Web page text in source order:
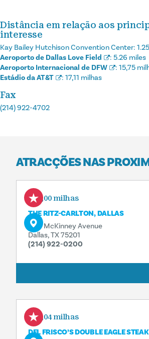
Distância em relação aos
interesse
Kay Bailey Hutchison Convention Center:
Aeroporto de Dallas Love Field
: 5.26 miles
Aeroporto Internacional de DFW
: 15,75
Estádio da AT&T
: 17,11 milhas
Fax
(214) 922-4702
ATRACÇÕES NAS
0,00 milhas
THE RITZ-CARLTON, DALLAS
2121 McKinney Avenue
Dallas, TX 75201
(214) 922-0200
0,04 milhas
DEL FRISCO’S DOUBLE EAGLE